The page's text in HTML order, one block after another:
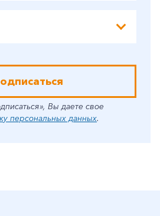
Вы даете свое
персональных данных.